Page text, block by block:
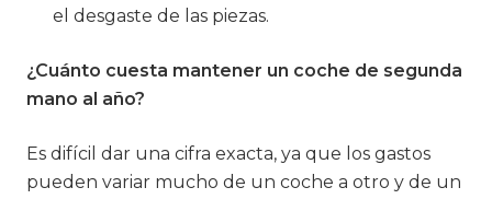
el desgaste de las piezas.
¿Cuánto cuesta mantener un coche de segunda
mano al año?
Es difícil dar una cifra exacta, ya que los gastos
pueden variar mucho de un coche a otro y de un